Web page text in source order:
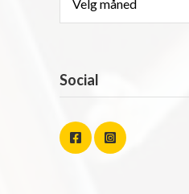
Social